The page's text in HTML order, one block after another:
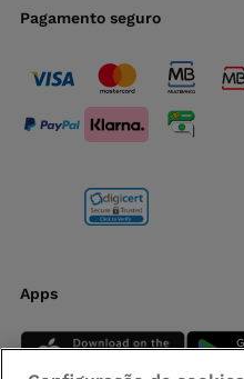
Pagamento seguro
Apps